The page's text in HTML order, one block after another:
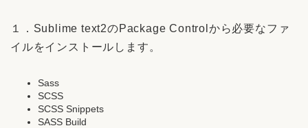
１．Sublime text2のPackage Controlから必要なファ
イルをインストールします。
Sass
SCSS
SCSS Snippets
SASS Build